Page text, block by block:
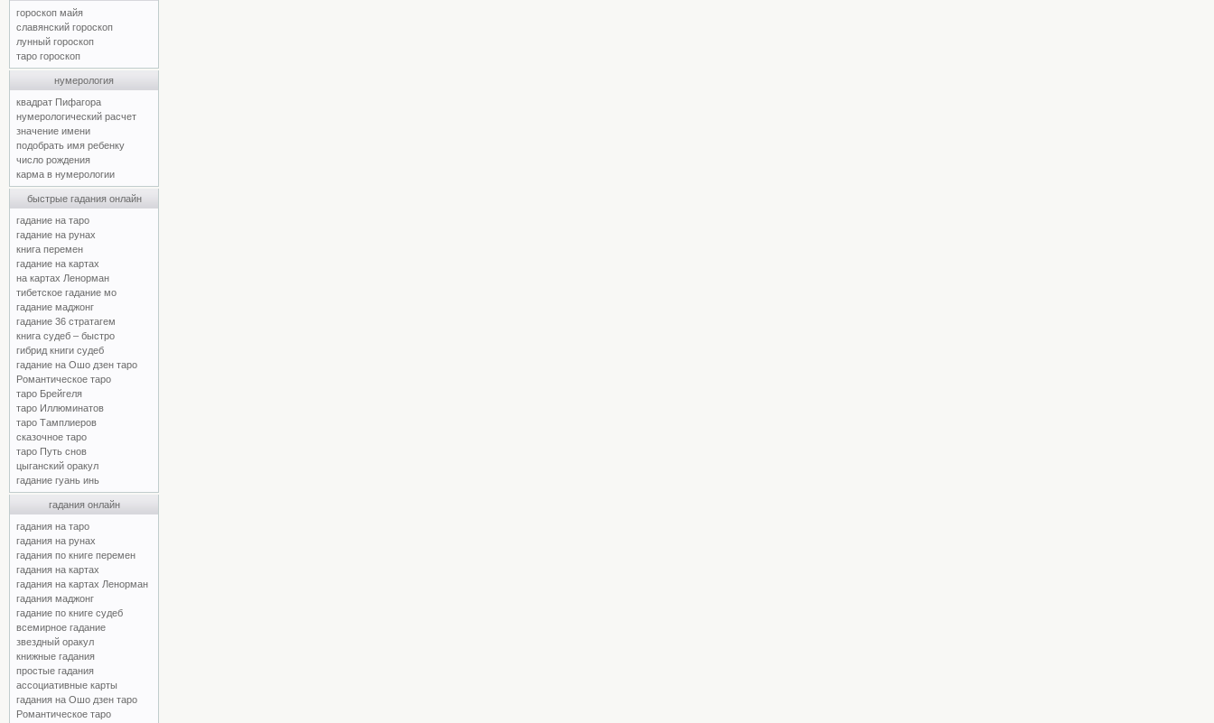
гороскоп майя
славянский гороскоп
лунный гороскоп
таро гороскоп
нумерология
квадрат Пифагора
нумерологический расчет
значение имени
подобрать имя ребенку
число рождения
карма в нумерологии
быстрые гадания онлайн
гадание на таро
гадание на рунах
книга перемен
гадание на картах
на картах Ленорман
тибетское гадание мо
гадание маджонг
гадание 36 стратагем
книга судеб – быстро
гибрид книги судеб
гадание на Ошо дзен таро
Романтическое таро
таро Брейгеля
таро Иллюминатов
таро Тамплиеров
сказочное таро
таро Путь снов
цыганский оракул
гадание гуань инь
гадания онлайн
гадания на таро
гадания на рунах
гадания по книге перемен
гадания на картах
гадания на картах Ленорман
гадания маджонг
гадание по книге судеб
всемирное гадание
звездный оракул
книжные гадания
простые гадания
ассоциативные карты
гадания на Ошо дзен таро
Романтическое таро